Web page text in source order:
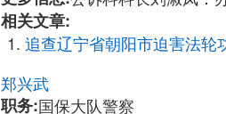
相关文章:
追查辽宁省朝阳市迫害法轮
郑兴武
职务:国保大队警察